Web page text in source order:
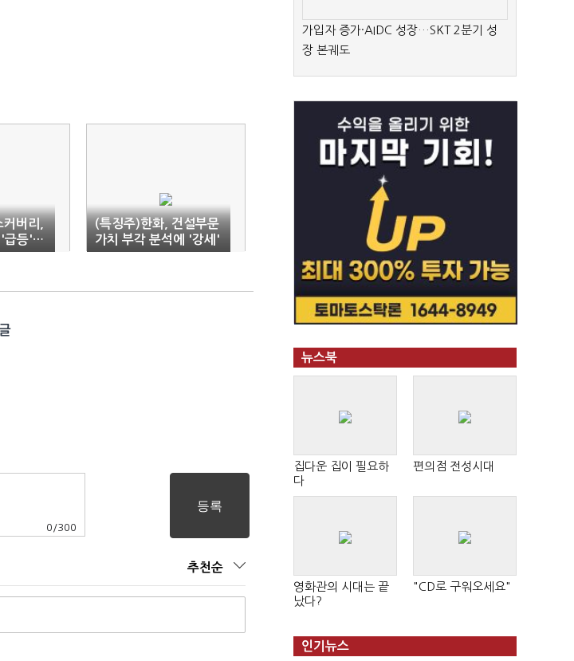
커버리,
'급등'…
'
(특징주)한화, 건설부문
가치 부각 분석에 '강세'
0 /300
추천순
가입자 증가·AIDC 성장…SKT 2분기 성
장 본궤도
뉴스북
집다운 집이 필요하
다
편의점 전성시대
영화관의 시대는 끝
났다?
"CD로 구워오세요"
인기뉴스